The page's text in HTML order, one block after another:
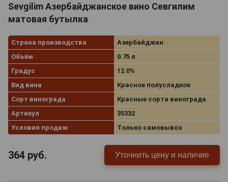
Sevgilim Азербайджанское вино Севгилим
матовая бутылка
Страна производства
Азербайджан
Объём
0.75 л
Градус
12.0%
Вид вина
Красное полусладкое
Сорт винограда
Красные сорта винограда
Артикул
35332
Условия продаж
Только самовывоз
364 руб. Уточнить цену и наличие